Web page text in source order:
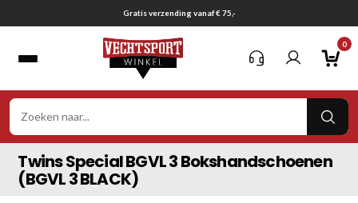
naar
Gratis verzending vanaf € 75,-
0
Twins Special BGVL 3 Bokshandschoenen
(BGVL 3 BLACK)